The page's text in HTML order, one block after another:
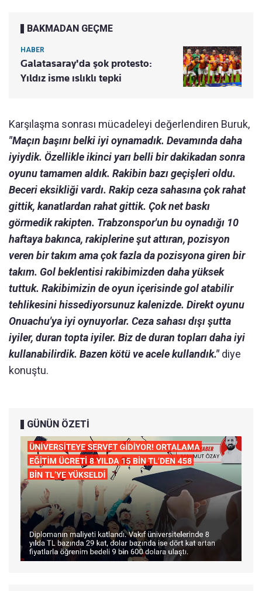
BAKMADAN GEÇME
HABER
Galatasaray'da şok protesto:
Yıldız isme ıslıklı tepki
Karşılaşma sonrası mücadeleyi değerlendiren Buruk,
"Maçın başını belki iyi oynamadık. Devamında daha
iyiydik. Özellikle ikinci yarı belli bir dakikadan sonra
oyunu tamamen aldık. Rakibin bazı geçişleri oldu.
Beceri eksikliği vardı. Rakip ceza sahasına çok rahat
gittik, kanatlardan rahat gittik. Çok net baskı
görmedik rakipten. Trabzonspor'un bu oynadığı 10
haftaya bakınca, rakiplerine şut attıran, pozisyon
veren bir takım ama çok fazla da pozisyona giren bir
takım. Gol beklentisi rakibimizden daha yüksek
tuttuk. Rakibimizin de oyun içerisinde gol atabilir
tehlikesini hissediyorsunuz kalenizde. Direkt oyunu
Onuachu'ya iyi oynuyorlar. Ceza sahası dışı şutta
iyiler, duran topta iyiler. Biz de duran topları daha iyi
kullanabilirdik. Bazen kötü ve acele kullandık."diye
konuştu.
GÜNÜN ÖZETİ